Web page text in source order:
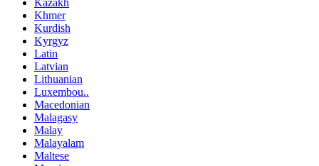
Khmer
Kurdish
Kyrgyz
Latin
Latvian
Lithuanian
Luxembou..
Macedonian
Malagasy
Malay
Malayalam
Maltese